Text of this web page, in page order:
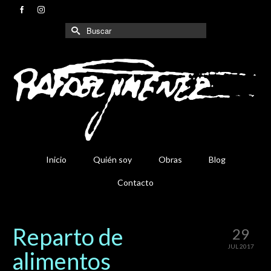
Buscar
por:
Inicio Quién soy Obras Blog
Contacto
29
JUL 2017
Reparto de
alimentos